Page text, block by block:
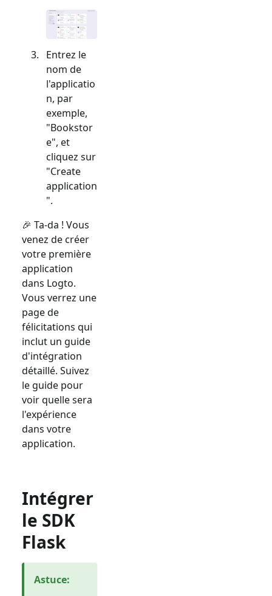
Entrez le
nom de
l'applicatio
n, par
exemple,
"Bookstor
e", et
cliquez sur
"Create
application
".
🎉 Ta-da ! Vous
venez de créer
votre première
application
dans Logto.
Vous verrez une
page de
félicitations qui
inclut un guide
d'intégration
détaillé. Suivez
le guide pour
voir quelle sera
l'expérience
dans votre
application.
Intégrer
le SDK
Flask
Astuce: